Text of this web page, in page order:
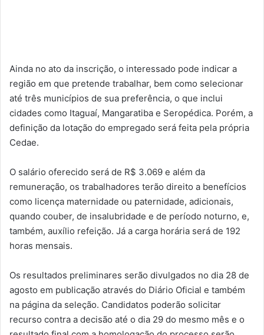
Ainda no ato da inscrição, o interessado pode indicar a
região em que pretende trabalhar, bem como selecionar
até três municípios de sua preferência, o que inclui
cidades como Itaguaí, Mangaratiba e Seropédica. Porém, a
definição da lotação do empregado será feita pela própria
Cedae.
O salário oferecido será de R$ 3.069 e além da
remuneração, os trabalhadores terão direito a benefícios
como licença maternidade ou paternidade, adicionais,
quando couber, de insalubridade e de período noturno, e,
também, auxílio refeição. Já a carga horária será de 192
horas mensais.
Os resultados preliminares serão divulgados no dia 28 de
agosto em publicação através do Diário Oficial e também
na página da seleção. Candidatos poderão solicitar
recurso contra a decisão até o dia 29 do mesmo mês e o